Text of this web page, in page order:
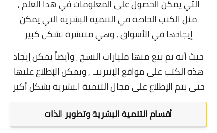
التي يمكن الحصول على المعلومات في هذا العلم ,
مثل الكتب الخاصة في التنمية البشرية التي يمكن
إيجادها في الأسواق ,وهي منتشرة بشكل كبير
حيث أنه تم بيع منها مليارات النسخ ,وأيضاً يمكن إيجاد
هذه الكتب على مواقع الإنترنت , ويمكن الإطلاع عليها
حتى يتم الإطلاع على مجال التنمية البشرية بشكل أكبر
أقسام التنمية البشرية وتطوير الذات